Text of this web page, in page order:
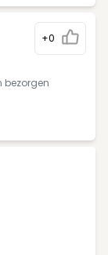
+0
bezorgen